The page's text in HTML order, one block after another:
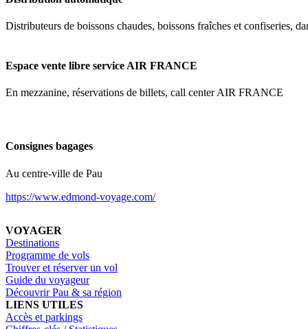
Distributeurs de boissons chaudes, boissons fraîches et confiseries,
Espace vente libre service AIR FRANCE
En mezzanine, réservations de billets, call center AIR FRANCE
Consignes bagages
Au centre-ville de Pau
https://www.edmond-voyage.com/
VOYAGER
Destinations
Programme de vols
Trouver et réserver un vol
Guide du voyageur
Découvrir Pau & sa région
LIENS UTILES
Accès et parkings